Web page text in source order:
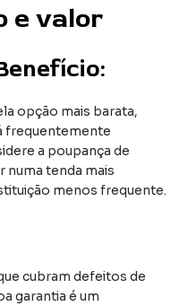
e valor
opção mais barata,
frequentemente
a poupança de
numa tenda mais
menos frequente.
cubram defeitos de
garantia é um